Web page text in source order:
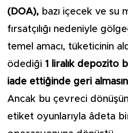
(DOA), bazı içecek ve su
fırsatçılığı nedeniyle
temel amacı, tüketicinin
ödediği 1 liralık depozito
iade ettiğinde geri
Ancak bu çevreci
etiket oyunlarıyla âdeta